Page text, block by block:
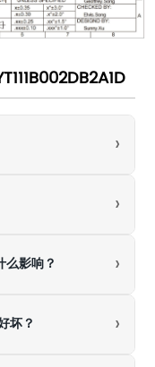
›
›
影响？ ›
坏？ ›